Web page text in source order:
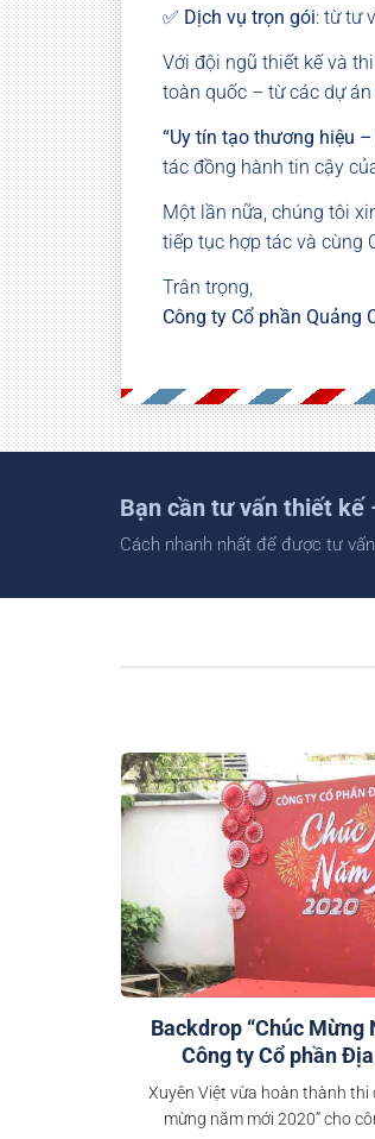
✅ Dịch vụ trọn gói: từ tư
Với đội ngũ thiết kế và
toàn quốc – từ các dự
“Uy tín tạo thương hiệu
tác đồng hành tin cậy
Một lần nữa, chúng tôi
tiếp tục hợp tác và cùng
Trân trọng,
Công ty Cổ phần Quảng
Bạn cần tư vấn thiết kế
Cách nhanh nhất để được tư
Backdrop “Chúc Mừng
Công ty Cổ phần
Xuyên Việt vừa hoàn thành thi
mừng năm mới 2020” cho